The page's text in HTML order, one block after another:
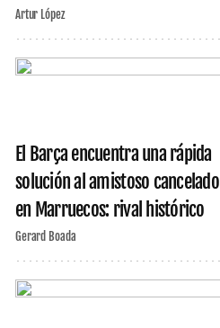
Artur López
El Barça encuentra una rápida
solución al amistoso cancelado
en Marruecos: rival histórico
Gerard Boada